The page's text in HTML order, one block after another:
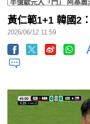
黃仁範1+1 韓國2
2026/06/12 11:59